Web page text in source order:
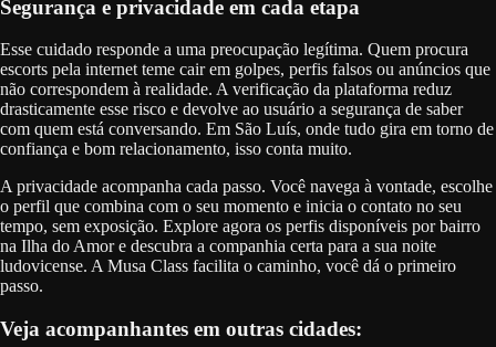
Segurança e privacidade em cada etapa
Esse cuidado responde a uma preocupação legítima. Quem procura
escorts pela internet teme cair em golpes, perfis falsos ou anúncios que
não correspondem à realidade. A verificação da plataforma reduz
drasticamente esse risco e devolve ao usuário a segurança de saber
com quem está conversando. Em São Luís, onde tudo gira em torno de
confiança e bom relacionamento, isso conta muito.
A privacidade acompanha cada passo. Você navega à vontade, escolhe
o perfil que combina com o seu momento e inicia o contato no seu
tempo, sem exposição. Explore agora os perfis disponíveis por bairro
na Ilha do Amor e descubra a companhia certa para a sua noite
ludovicense. A Musa Class facilita o caminho, você dá o primeiro
passo.
Veja acompanhantes em outras cidades: